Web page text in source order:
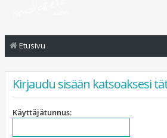
Etusivu
Kirjaudu sisään katsoaksesi
Käyttäjätunnus: